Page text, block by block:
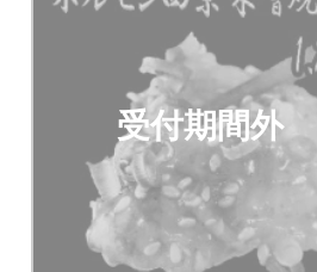
受付期間外